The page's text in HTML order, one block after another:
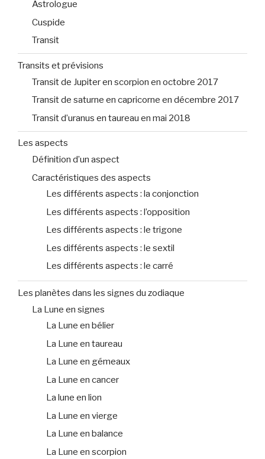
Astrologue
Cuspide
Transit
Transits et prévisions
Transit de Jupiter en scorpion en octobre 2017
Transit de saturne en capricorne en décembre 2017
Transit d’uranus en taureau en mai 2018
Les aspects
Définition d’un aspect
Caractéristiques des aspects
Les différents aspects : la conjonction
Les différents aspects : l’opposition
Les différents aspects : le trigone
Les différents aspects : le sextil
Les différents aspects : le carré
Les planètes dans les signes du zodiaque
La Lune en signes
La Lune en bélier
La Lune en taureau
La Lune en gémeaux
La Lune en cancer
La lune en lion
La Lune en vierge
La Lune en balance
La Lune en scorpion